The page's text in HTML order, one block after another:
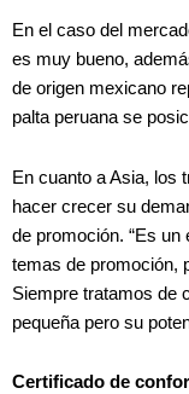
En el caso del
es muy bueno,
de origen mexicano
palta peruana se
En cuanto a Asia, los
hacer crecer su
de promoción. “Es
temas de promoción,
Siempre tratamos de
pequeña pero su
Certificado de